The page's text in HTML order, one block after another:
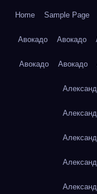
Home Sample Page
Авокадо Авокадо
Авокадо Авокадо